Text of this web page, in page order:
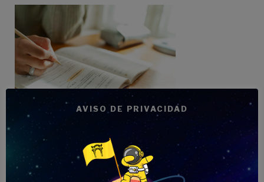
repite Selectividad y
se obtiene peor nota?
AVISO DE PRIVACIDAD